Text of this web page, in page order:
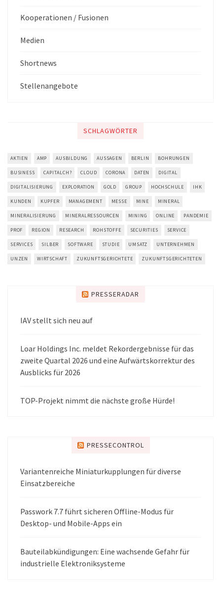
Kooperationen / Fusionen
Medien
Shortnews
Stellenangebote
SCHLAGWÖRTER
AKTIEN AMP AUSBILDUNG AUSSAGEN BERLIN BOHRUNGEN
BUSINESS CAPITALCH? CLOUD CORONA DATEN DIGITAL
DIGITALISIERUNG EXPLORATION GOLD GROUP HOCHSCHULE IHK
KUNDEN KUPFER MANAGEMENT MESSE MINE MINERAL
MINERALISIERUNG MINERALRESSOURCEN MINING ONLINE PANDEMIE
PROF REGION RESEARCH ROHSTOFFE SECURITIES SERVICE
SERVICES SILBER SOFTWARE STUDIE UMSATZ UNTERNEHMEN
UNZEN WIRTSCHAFT ZUKUNFTSGERICHTETE ZUKUNFTSGERICHTETEN
PRESSERADAR
IAV stellt sich neu auf
Loar Holdings Inc. meldet Rekordergebnisse für das
zweite Quartal 2026 und eine Aufwärtskorrektur des
Ausblicks für 2026
TOP-Projekt nimmt die nächste große Hürde!
PRESSECONTROL
Variantenreiche Miniaturkupplungen für diverse
Einsatzbereiche
Passwork 7.7 führt sicheren Offline-Modus für
Desktop- und Mobile-Apps ein
Bauteilabkündigungen: Eine wachsende Gefahr für
industrielle Elektroniksysteme